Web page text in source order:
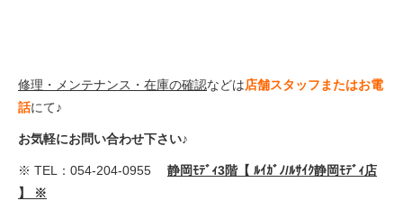
修理・メンテナンス・在庫の確認などは店舗スタッフまたはお電
話にて♪
お気軽にお問い合わせ下さい♪
※ TEL：054-204-0955 静岡ﾓﾃﾞｨ3階【 ﾙｲｶﾞﾉ/ﾙｻｲｸ静岡ﾓﾃﾞｨ店
】 ※